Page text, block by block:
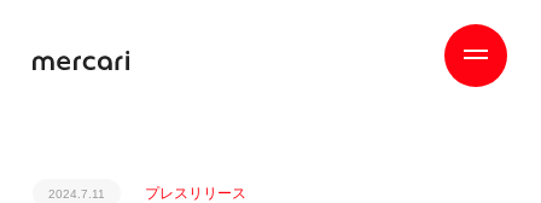
2024.7.11 プレスリリース